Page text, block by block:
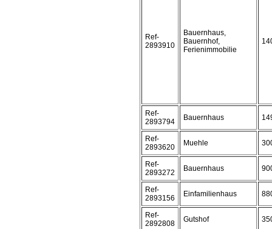
Ref-
2893910
Bauernhaus,
Bauernhof,
Ferienimmobilie
Ref-
2893794
Bauernhaus
Ref-
2893620
Muehle
Ref-
2893272
Bauernhaus
Ref-
2893156
Einfamilienhaus
Ref-
2892808
Gutshof